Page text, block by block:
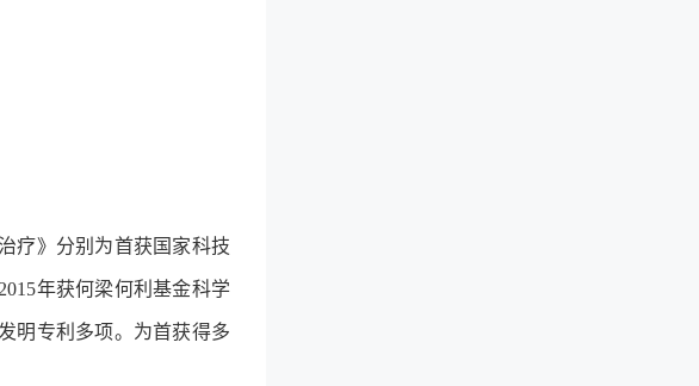
疗》分别为首获国家科技
年获何梁何利基金科学
明专利多项。为首获得多